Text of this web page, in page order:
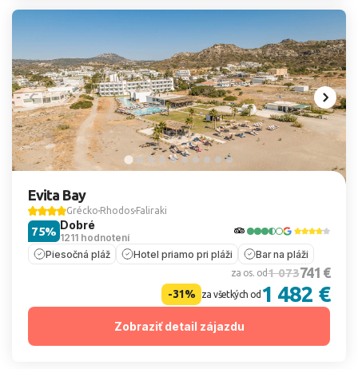
Evita Bay
Grécko Rhodos Faliraki
Dobré
1211 hodnotení
75%
Piesočná pláž Hotel priamo pri pláži Bar na pláži
za os. od1 073741 €
-31% za všetkých od 1 482 €
Zobraziť detail zájazdu